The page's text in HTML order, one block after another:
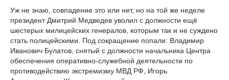
Уж не знаю, совпадение это или нет, но на той же неделе
президент Дмитрий Медведев уволил с должности ещё
шестерых милицейских генералов, которым так и не суждено
стать полицейскими. Под сокращение попали: Владимир
Иванович Булатов, снятый с должности начальника Центра
обеспечения оперативно-служебной деятельности по
противодействию экстремизму МВД РФ, Игорь